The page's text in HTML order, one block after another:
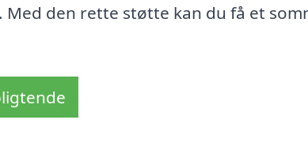
den rette støtte kan du få et